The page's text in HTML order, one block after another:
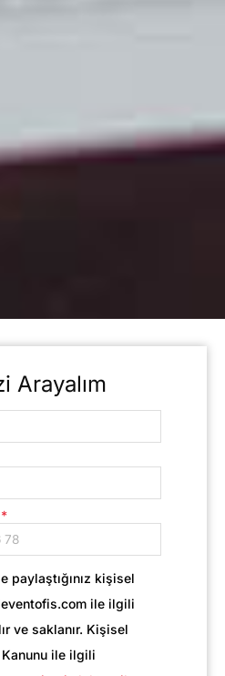
Arayalım
paylaştığınız kişisel
ile ilgili
ve saklanır. Kişisel
Kanunu ile ilgili